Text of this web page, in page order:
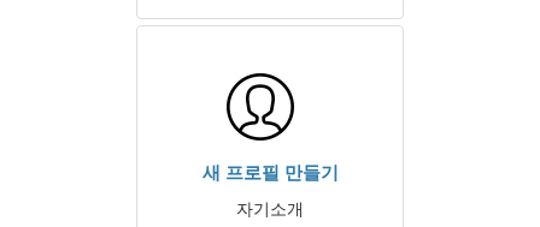
새 프로필 만들기
자기소개